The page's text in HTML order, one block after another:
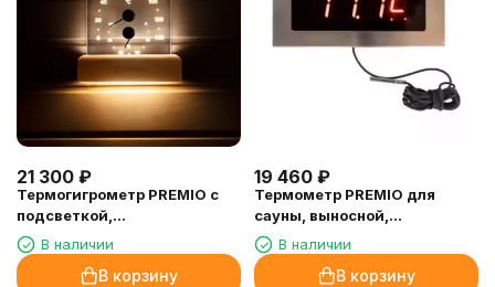
21 300 ₽
Термогигрометр PREMIO с
подсветкой,
термодревесина
В наличии
В корзину
19 460 ₽
Термометр PREMIO для
сауны, выносной,
электронный, нержавеющая
сталь
В наличии
В корзину